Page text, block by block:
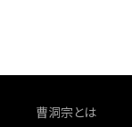
o
o
曹洞宗とは